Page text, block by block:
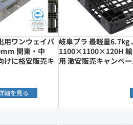
用ワンウェイパ
関東・中
けに格安販売キ
細を見る
岐阜プラ 最軽量
1100×1100×120H 輸
用 激安販売キャンペ